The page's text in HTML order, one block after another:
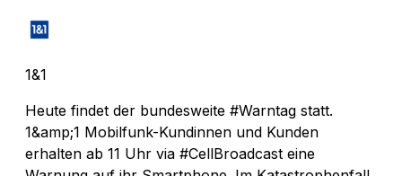
1&1
Heute findet der bundesweite #Warntag statt.
1&amp;1 Mobilfunk-Kundinnen und Kunden
erhalten ab 11 Uhr via #CellBroadcast eine